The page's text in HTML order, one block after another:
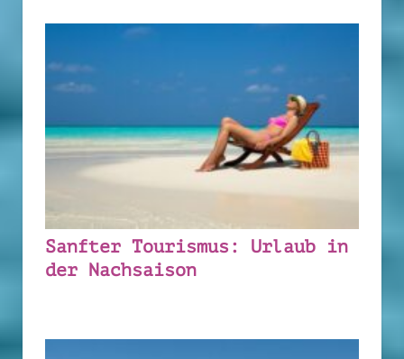
Sanfter Tourismus: Urlaub in
der Nachsaison